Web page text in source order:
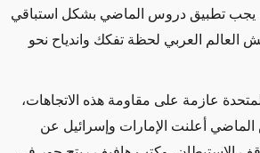
يجب تطبيق دروس الماضي بشكل استباقي
العالم العربي لحظة تفكك واندياح نحو
عازمة على مقاومة هذه الاتجاهات،
أعلنت الإمارات وإسرائيل عن